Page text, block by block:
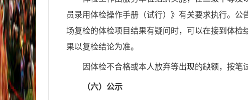
员录用体检操作手册（试行）》 有关要求执行。公
场复检的体检项目结果有疑问时，可以在接到体
果以复检结论为准。
因体检不合格或本人放弃等出现的缺额，按笔
（六）公示